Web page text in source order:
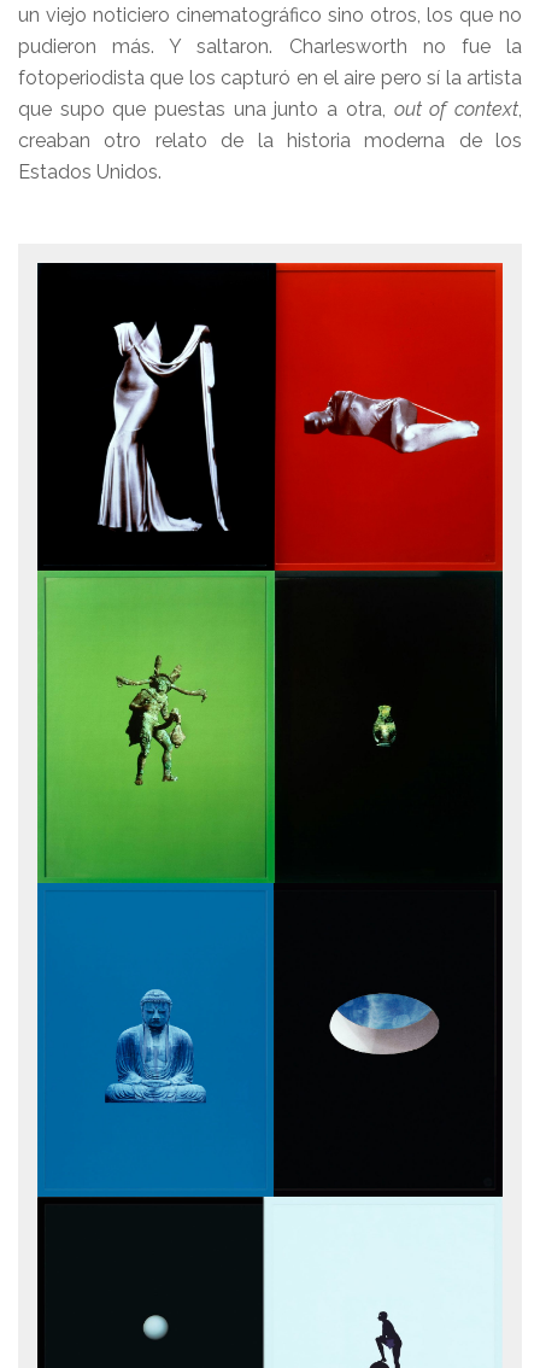
un viejo noticiero cinematográfico sino otros, los que no
pudieron más. Y saltaron. Charlesworth no fue la
fotoperiodista que los capturó en el aire pero sí la artista
que supo que puestas una junto a otra, out of context,
creaban otro relato de la historia moderna de los
Estados Unidos.